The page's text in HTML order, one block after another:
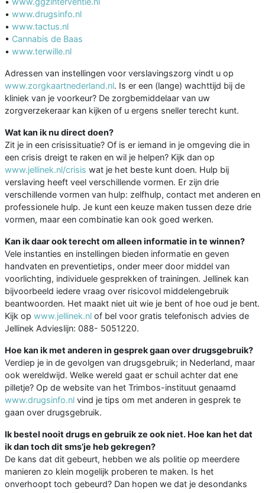
• www.drugsinfo.nl
• www.tactus.nl
• Cannabis de Baas
• www.terwille.nl
Adressen van instellingen voor verslavingszorg vindt u op
www.zorgkaartnederland.nl. Is er een (lange) wachttijd bij de
kliniek van je voorkeur? De zorgbemiddelaar van uw
zorgverzekeraar kan kijken of u ergens sneller terecht kunt.
Wat kan ik nu direct doen?
Zit je in een crisissituatie? Of is er iemand in je omgeving die in
een crisis dreigt te raken en wil je helpen? Kijk dan op
www.jellinek.nl/crisis wat je het beste kunt doen. Hulp bij
verslaving heeft veel verschillende vormen. Er zijn drie
verschillende vormen van hulp: zelfhulp, contact met anderen en
professionele hulp. Je kunt een keuze maken tussen deze drie
vormen, maar een combinatie kan ook goed werken.
Kan ik daar ook terecht om alleen informatie in te winnen?
Vele instanties en instellingen bieden informatie en geven
handvaten en preventietips, onder meer door middel van
voorlichting, individuele gesprekken of trainingen. Jellinek kan
bijvoorbeeld iedere vraag over risicovol middelengebruik
beantwoorden. Het maakt niet uit wie je bent of hoe oud je bent.
Kijk op www.jellinek.nl of bel voor gratis telefonisch advies de
Jellinek Advieslijn: 088- 5051220.
Hoe kan ik met anderen in gesprek gaan over drugsgebruik?
Verdiep je in de gevolgen van drugsgebruik; in Nederland, maar
ook wereldwijd. Welke wereld gaat er schuil achter dat ene
pilletje? Op de website van het Trimbos-instituut genaamd
www.drugsinfo.nl vind je tips om met anderen in gesprek te
gaan over drugsgebruik.
Ik bestel nooit drugs en gebruik ze ook niet. Hoe kan het dat
ik dan toch dit sms’je heb gekregen?
De kans dat dit gebeurt, hebben we als politie op meerdere
manieren zo klein mogelijk proberen te maken. Is het
onverhoopt toch gebeurd? Dan hopen we dat je desondanks